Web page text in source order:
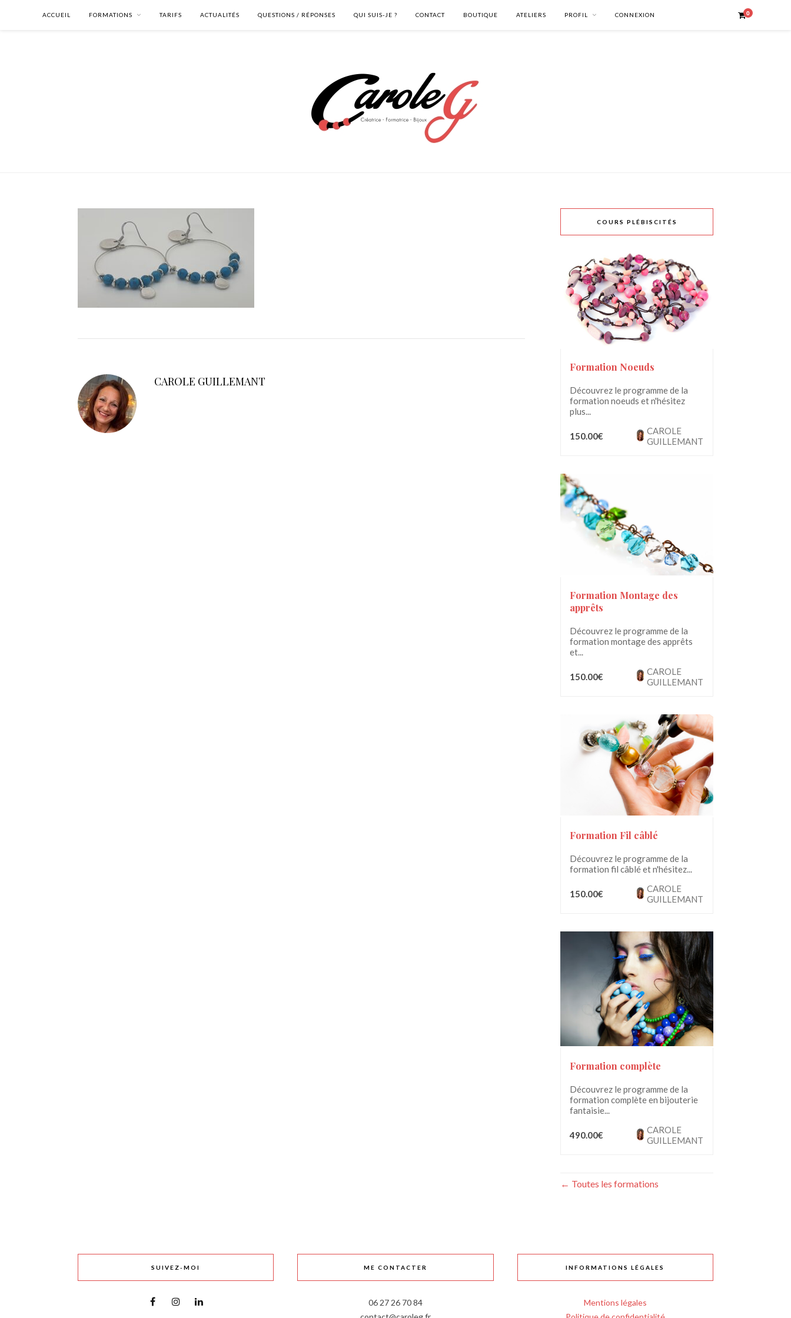
ACCUEIL FORMATIONS TARIFS ACTUALITÉS QUESTIONS / RÉPONSES QUI SUIS-JE ? CONTACT BOUTIQUE ATELIERS PROFIL CONNEXION 0
CAROLE GUILLEMANT
COURS PLÉBISCITÉS
Formation Noeuds
Découvrez le programme de la
formation noeuds et n'hésitez
plus...
150.00€
CAROLE
GUILLEMANT
Formation Montage des
apprêts
Découvrez le programme de la
formation montage des apprêts
et...
150.00€
CAROLE
GUILLEMANT
Formation Fil câblé
Découvrez le programme de la
formation fil câblé et n'hésitez...
150.00€
CAROLE
GUILLEMANT
Formation complète
Découvrez le programme de la
formation complète en bijouterie
fantaisie...
490.00€
CAROLE
GUILLEMANT
Toutes les formations
SUIVEZ-MOI ME CONTACTER
06 27 26 70 84
INFORMATIONS LÉGALES
Mentions légales